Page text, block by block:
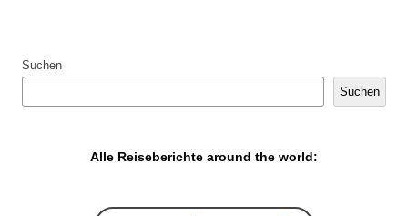
Suchen
Suchen
Alle Reiseberichte around the world: